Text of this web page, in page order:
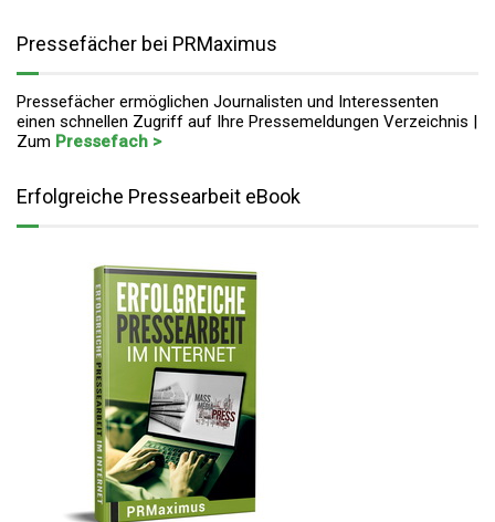
Pressefächer bei PRMaximus
Pressefächer ermöglichen Journalisten und Interessenten
einen schnellen Zugriff auf Ihre Pressemeldungen Verzeichnis |
Zum Pressefach >
Erfolgreiche Pressearbeit eBook